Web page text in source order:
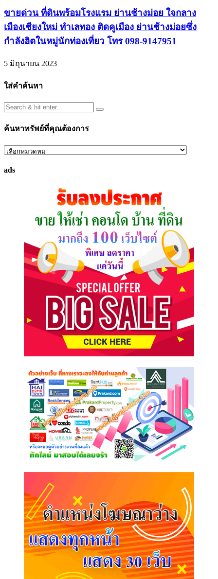
ขายด่วน ที่ดินพร้อมโรงแรม ย่านช้างม่อย ใจกลาง
เมืองเชียงใหม่ ทำเลทอง ติดคูเมือง ย่านช้างม่อยซึ่ง
กำลังฮิตในหมู่นักท่องเที่ยว โทร 098-9147951
5 มิถุนายน 2023
ใส่คำค้นหา
ค้นหาทรัพย์ที่คุณต้องการ
ค้นหา
ที่
ads